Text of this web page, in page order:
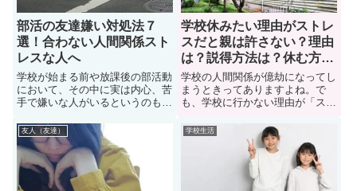
部活の友達嫌い対処法７
選！合わない人間関係スト
レスな人へ
学校が始まる前や放課後の部活動
において、その中に実は内心、苦
手で嫌いな人がいるというのも実
に入っているが、部活の仲間達に
馴染めずにいて、部活に行きたく
ないと悩んでいる学生も多い。で
は、部活の友達が嫌いなときはど
うするべきか？お悩みを解決して
学校休みたい理由がストレ
スだと親は許さない？理由
は？説得方法は？休む方法
を解説
学校の人間関係が億劫になってし
まうときってありますよね。で
も、学校に行かない理由が「スト
しょう。説得するのも難しいです
よね。そこで、このページでは
「学校を休みたい」と考えている
中高校生に向けて、対処法などを
友人（友達） 学校生活